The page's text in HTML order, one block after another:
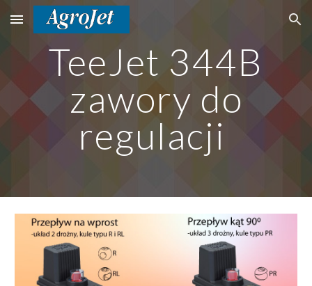
Skip to main content Skip to navigation
TeeJet 344B
zawory do
regulacji